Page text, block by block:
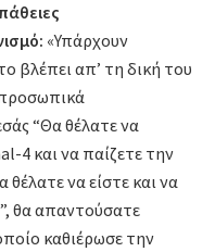
«Υπάρχουν
βλέπει απ’ τη δική του
προσωπικά
“Θα θέλατε να
4 και να παίζετε την
να είστε και να
θα απαντούσατε
καθιέρωσε την